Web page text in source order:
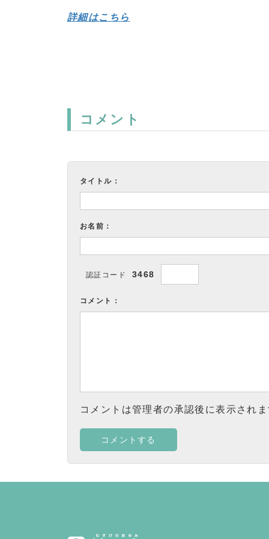
詳細はこちら
コメント
タイトル：
お名前：
認証コード 3468
コメント：
コメントは管理者の承認後に表示され